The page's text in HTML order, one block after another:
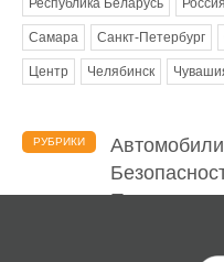
Самара Санкт-Петербург
Центр Челябинск
РУБРИКИ Автомобили
Помощь